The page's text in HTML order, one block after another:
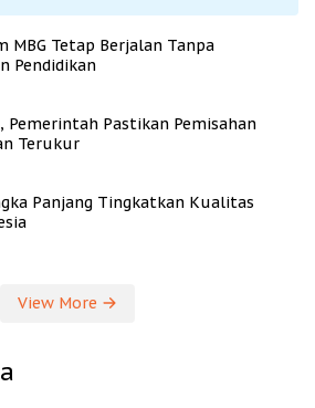
MBG Tetap Berjalan Tanpa
Pendidikan
Pastikan Pemisahan
Terukur
Panjang Tingkatkan Kualitas
View More